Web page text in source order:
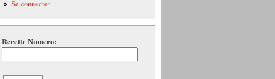
Se connecter
Recette Numero: